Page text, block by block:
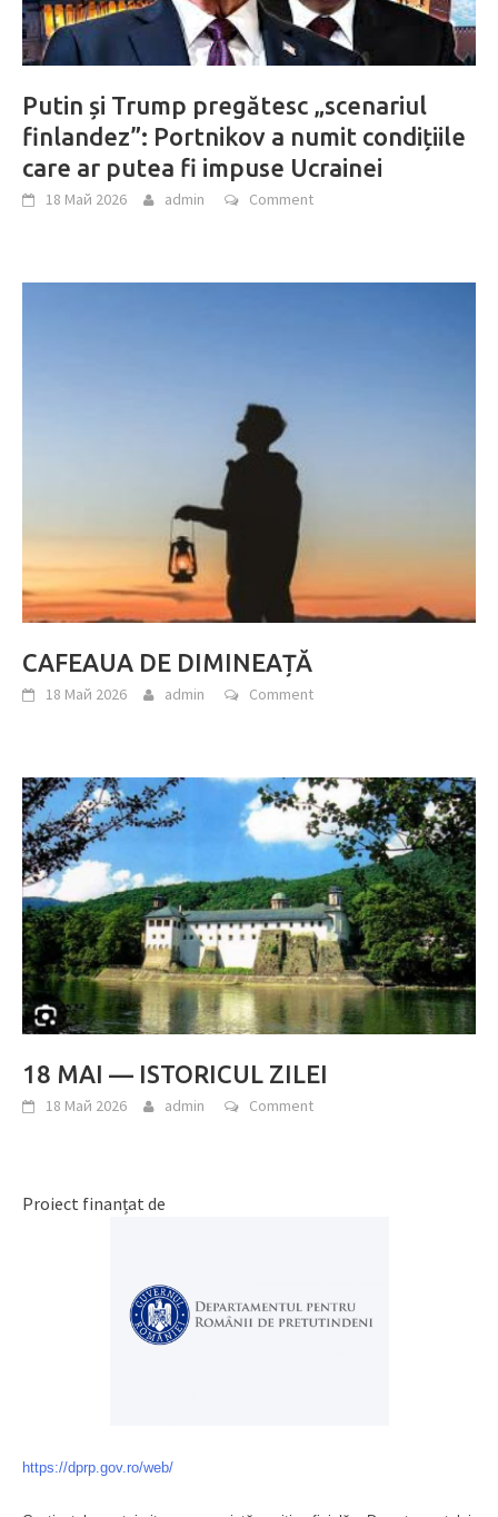
Putin și Trump pregătesc „scenariul
finlandez”: Portnikov a numit condițiile
care ar putea fi impuse Ucrainei
18 Май 2026 admin Comment
CAFEAUA DE DIMINEAȚĂ
18 Май 2026 admin Comment
18 MAI — ISTORICUL ZILEI
18 Май 2026 admin Comment
Proiect finanțat de
https://dprp.gov.ro/web/